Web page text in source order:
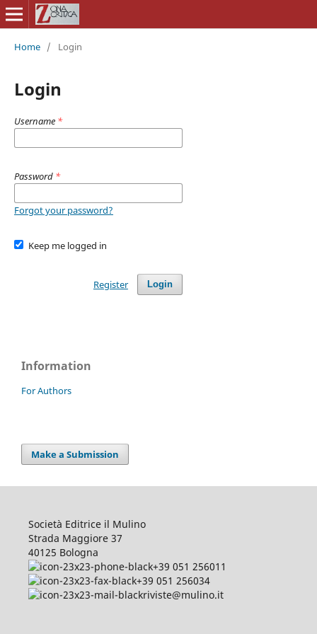
Home / Login
Login
Username *
Password *
Forgot your password?
Keep me logged in
Login
Register
Information
For Authors
Make a Submission
Società Editrice il Mulino
Strada Maggiore 37
40125 Bologna
+39 051 256011
+39 051 256034
riviste@mulino.it